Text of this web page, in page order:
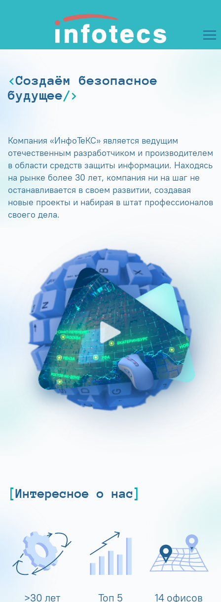
Создаём безопасное
будущее
Компания «ИнфоТеКС» является ведущим
отечественным разработчиком и производителем
в области средств защиты информации. Находясь
на рынке более 30 лет, компания ни на шаг не
останавливается в своем развитии, создавая
новые проекты и набирая в штат профессионалов
своего дела.
Интересное о нас
>30 лет Топ 5 14 офисов